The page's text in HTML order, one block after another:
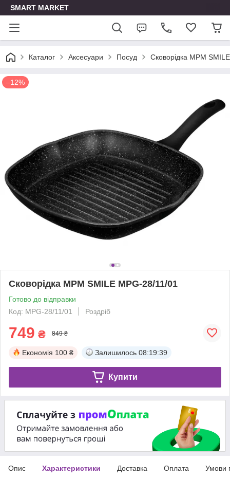
SMART MARKET
Каталог Аксесуари Посуд Сковорідка MPM
–12%
Сковорідка MPM SMILE MPG-28/11/01
Готово до відправки
Код: MPG-28/11/01
Роздріб
749 ₴ 849 ₴
Економія 100 ₴ Залишилось 08:19:38
Купити
Опис Характеристики Доставка Оплата Умови